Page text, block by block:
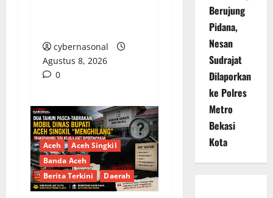
cybernasonal
Agustus 8, 2026
0
Aceh
Aceh Singkil
Banda Aceh
Berita Terkini
Daerah
Berujung
Pidana,
Nesan
Sudrajat
Dilaporkan
ke Polres
Metro
Bekasi
Kota